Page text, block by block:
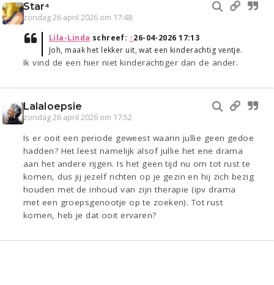
Star⁴
zondag 26 april 2026 om 17:48
Lila-Linda schreef: ↑26-04-2026 17:13
Joh, maak het lekker uit, wat een kinderachtig ventje.
Ik vind de een hier niet kinderachtiger dan de ander.
Lalaloepsie
zondag 26 april 2026 om 17:52
Is er ooit een periode geweest waarin jullie geen gedoe
hadden? Het leest namelijk alsof jullie het ene drama
aan het andere rijgen. Is het geen tijd nu om tot rust te
komen, dus jij jezelf richten op je gezin en hij zich bezig
houden met de inhoud van zijn therapie (ipv drama
met een groepsgenootje op te zoeken). Tot rust
komen, heb je dat ooit ervaren?